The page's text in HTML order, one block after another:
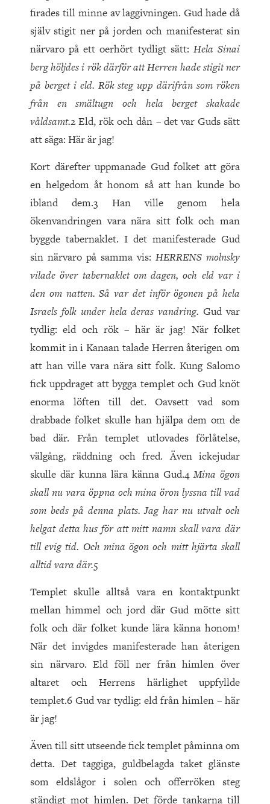
firades till minne av laggivningen. Gud hade då
själv stigit ner på jorden och manifesterat sin
närvaro på ett oerhört tydligt sätt: Hela Sinai
berg höljdes i rök därför attHerren hade stigit ner
på berget i eld. Rök steg upp därifrån som röken
från en smältugn och hela berget skakade
våldsamt.2 Eld, rök och dån – det var Guds sätt
att säga: Här är jag!
Kort därefter uppmanade Gud folket att göra
en helgedom åt honom så att han kunde bo
ibland dem.3 Han ville genom hela
ökenvandringen vara nära sitt folk och man
byggde tabernaklet. I det manifesterade Gud
sin närvaro på samma vis: HERRENS molnsky
vilade över tabernaklet om dagen, och eld var i
den om natten. Så var det inför ögonen på hela
Israels folk under hela deras vandring.Gud var
tydlig: eld och rök – här är jag! När folket
kommit in i Kanaan talade Herren återigen om
att han ville vara nära sitt folk. Kung Salomo
fick uppdraget att bygga templet och Gud knöt
enorma löften till det. Oavsett vad som
drabbade folket skulle han hjälpa dem om de
bad där. Från templet utlovades förlåtelse,
välgång, räddning och fred. Även ickejudar
skulle där kunna lära känna Gud.4Mina ögon
skall nu vara öppna och mina öron lyssna till vad
som beds på denna plats. Jag har nu utvalt och
helgat detta hus för att mitt namn skall vara där
till evig tid. Och mina ögon och mitt hjärta skall
alltid vara där.5
Templet skulle alltså vara en kontaktpunkt
mellan himmel och jord där Gud mötte sitt
folk och där folket kunde lära känna honom!
När det invigdes manifesterade han återigen
sin närvaro. Eld föll ner från himlen över
altaret och Herrens härlighet uppfyllde
templet.6 Gud var tydlig: eld från himlen – här
är jag!
Även till sitt utseende fick templet påminna om
detta. Det taggiga, guldbelagda taket glänste
som eldslågor i solen och offerröken steg
ständigt mot himlen. Det förde tankarna till